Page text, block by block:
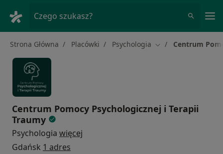
Czego szukasz?
Strona Główna Placówki Psychologia Zmień miasto
Centrum
Centrum Pomocy Psychologicznej i Terapii
Traumy
Psychologia więcej
Gdańsk 1 adres